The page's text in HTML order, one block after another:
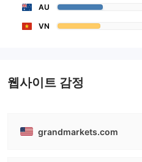
AU
VN
웹사이트 감정
grandmarkets.com